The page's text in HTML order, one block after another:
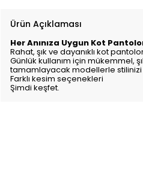
Ürün Açıklaması
Her Anınıza Uygun Kot
Rahat, şık ve dayanıklı kot
Günlük kullanım için mükemmel,
tamamlayacak modellerle stilinizi
Farklı kesim seçenekleri
Şimdi keşfet.